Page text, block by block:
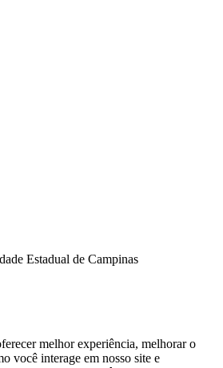
Estadual de Campinas
melhor experiência, melhorar o
você interage em nosso site e